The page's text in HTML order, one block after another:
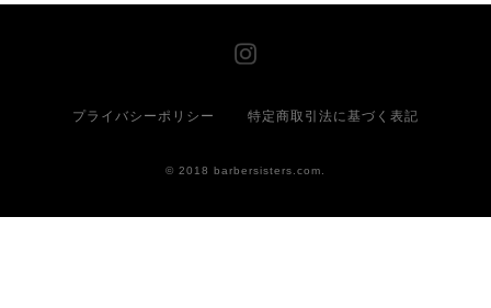
プライバシーポリシー 特定商取引法に基づく表記
© 2018 barbersisters.com.